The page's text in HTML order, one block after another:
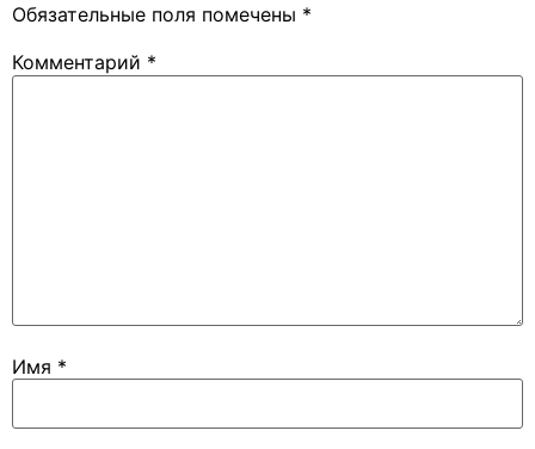
Обязательные поля помечены *
Комментарий *
Имя *